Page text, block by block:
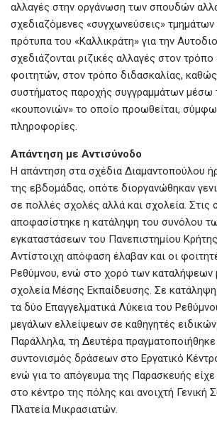
αλλαγές στην οργάνωση των σπουδών
σχεδιαζόμενες «συγχωνεύσεις»
πρότυπα του «Καλλικράτη» για την
σχεδιάζονται ριζικές αλλαγές στον
φοιτητών, στον τρόπο διδασκαλίας,
συστήματος παροχής συγγραμμάτων μέσω
«κουπονιών» το οποίο προωθείται,
πληροφορίες.
Απάντηση με Αντισύνοδο
Η απάντηση στα σχέδια Διαμαντοπούλου
της εβδομάδας, οπότε διοργανώθηκαν
σε πολλές σχολές αλλά και σχολεία. Στις
αποφασίστηκε η κατάληψη του συνόλου
εγκαταστάσεων του Πανεπιστημίου
Αντίστοιχη απόφαση έλαβαν και οι
Ρεθύμνου, ενώ στο χορό των καταλήψεων
σχολεία Μέσης Εκπαίδευσης. Σε
τα δύο Επαγγελματικά Λύκεια του
μεγάλων ελλείψεων σε καθηγητές
Παράλληλα, τη Δευτέρα
συντονισμός δράσεων στο Εργατικό
ενώ για το απόγευμα της Παρασκευής
στο κέντρο της πόλης και ανοιχτή Γενική
Πλατεία Μικρασιατών.